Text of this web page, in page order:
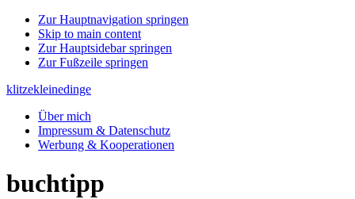
Zur Hauptnavigation springen
Skip to main content
Zur Hauptsidebar springen
Zur Fußzeile springen
klitzekleinedinge
Über mich
Impressum & Datenschutz
Werbung & Kooperationen
buchtipp